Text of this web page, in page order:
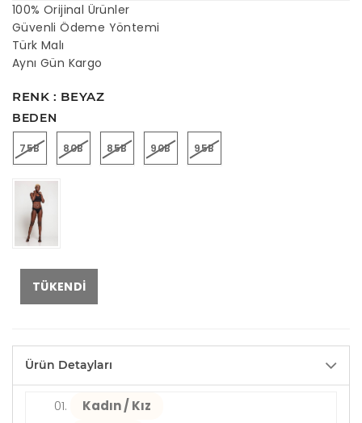
100% Orijinal Ürünler
Güvenli Ödeme Yöntemi
Türk Malı
Aynı Gün Kargo
RENK : BEYAZ
BEDEN
75B 80B 85B 90B 95B
TÜKENDI
Ürün Detayları
Kadın / Kız